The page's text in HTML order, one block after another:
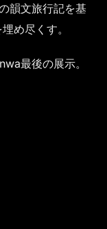
韻文旅行記を基
め尽くす。
nwa最後の展示。